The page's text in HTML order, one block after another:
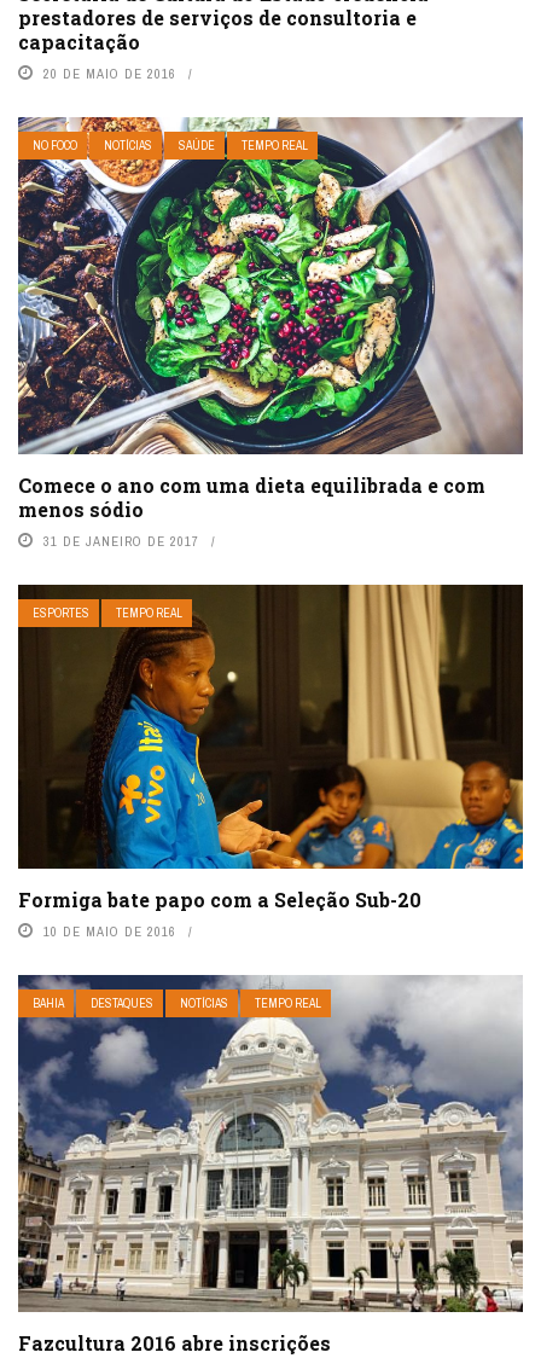
prestadores de serviços de consultoria e
capacitação
20 DE MAIO DE 2016
NO FOCO NOTÍCIAS SAÚDE TEMPO REAL
Comece o ano com uma dieta equilibrada e com
menos sódio
31 DE JANEIRO DE 2017
ESPORTES TEMPO REAL
Formiga bate papo com a Seleção Sub-20
10 DE MAIO DE 2016
BAHIA DESTAQUES NOTÍCIAS TEMPO REAL
Fazcultura 2016 abre inscrições